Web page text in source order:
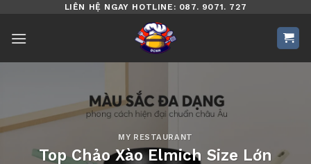
nội
dung
LIÊN HỆ NGAY HOTLINE: 087. 9071. 727
MY RESTAURANT
Top Chảo Xào Elmich Size Lớn